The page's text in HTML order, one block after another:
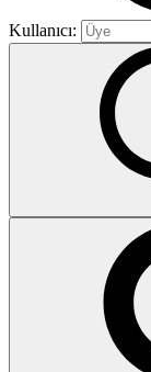
Kullanıcı: